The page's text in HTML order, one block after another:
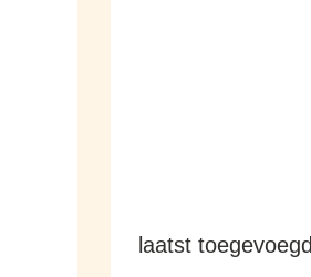
laatst toegevoegd